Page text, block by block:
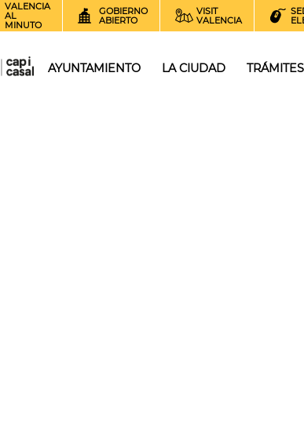
VALENCIA
AL
MINUTO
GOBIERNO
ABIERTO
VISIT
VALENCIA
AYUNTAMIENTO LA CIUDAD TRÁMITES